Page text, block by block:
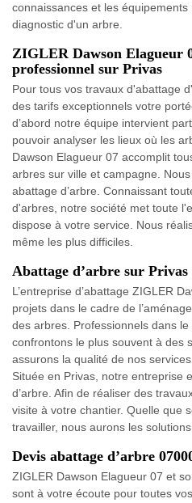
connaissances et les
diagnostic d'un arbre.
ZIGLER Dawson Elagueur
professionnel sur Privas
Pour tous vos travaux d'abattage
des tarifs exceptionnels votre
d’abord notre équipe intervient
pouvoir analyser les lieux où les
Dawson Elagueur 07 accomplit
arbres sur ville et campagne.
abattage d’arbre. Connaissant
d'arbres, notre société met toute
dispose à votre service. Nous
même les plus difficiles.
Abattage d’arbre sur Privas
L’entreprise d’abattage ZIGLER
projets dans le cadre de
des arbres. Professionnels dans
confrontons le plus souvent à des
assurons la qualité de nos
Située en Privas, notre entreprise
d’arbre. Afin de réaliser des
visite à votre chantier. Quelle que
travailler, nous aurons les
Devis abattage d’arbre
ZIGLER Dawson Elagueur 07 et
sont à votre écoute pour toutes